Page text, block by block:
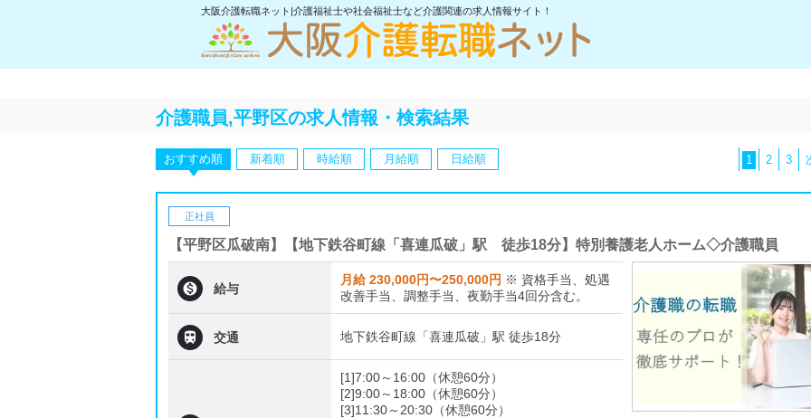
大阪介護転職ネット|介護福祉士や社会福祉士など介護関連の求人情報サイト！
介護職員,平野区の求人情報・検索結果
おすすめ順 新着順 時給順 月給順 日給順 1 2 3
正社員
【平野区瓜破南】【地下鉄谷町線「喜連瓜破」駅 徒歩18分】特別養護老人ホーム◇介護職員
 給与
月給 230,000円〜250,000円 ※ 資格手当、処遇
改善手当、調整手当、夜勤手当4回分含む。
 交通 地下鉄谷町線「喜連瓜破」駅 徒歩18分
[1]7:00～16:00（休憩60分）
[2]9:00～18:00（休憩60分）
[3]11:30～20:30（休憩60分）